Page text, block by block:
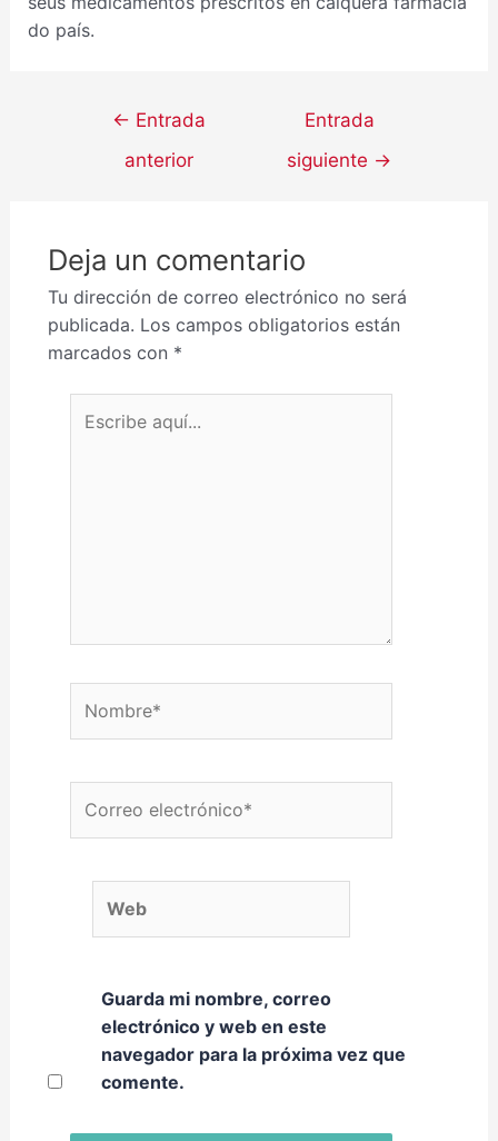
do país.
← Entrada
anterior
Entrada
siguiente →
Deja un comentario
Tu dirección de correo electrónico no será
publicada. Los campos obligatorios están
marcados con *
Guarda mi nombre, correo
electrónico y web en este
navegador para la próxima vez que
comente.